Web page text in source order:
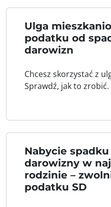
Ulga
podatku od
darowizn
Chcesz skorzystać z
Sprawdź, jak to zrobić.
Nabycie
darowizny w
rodzinie –
podatku SD